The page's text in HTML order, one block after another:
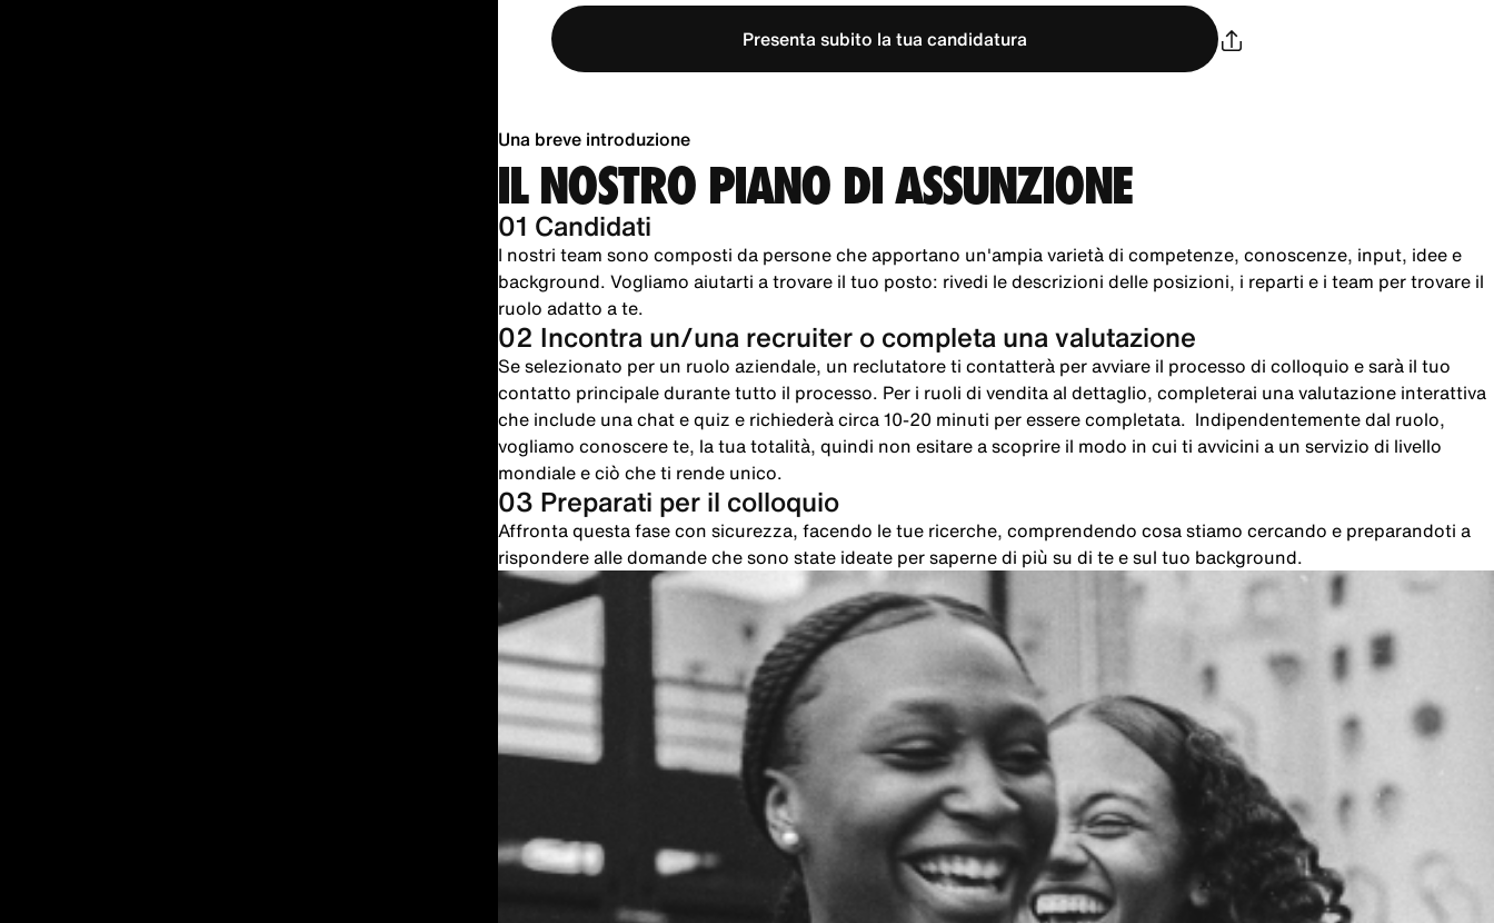
Presenta subito la tua candidatura
Una breve introduzione
IL NOSTRO PIANO DI ASSUNZIONE
01 Candidati
I nostri team sono composti da persone che apportano un'ampia varietà di competenze, conoscenze, input, idee e
background. Vogliamo aiutarti a trovare il tuo posto: rivedi le descrizioni delle posizioni, i reparti e i team per trovare il
ruolo adatto a te.
02 Incontra un/una recruiter o completa una valutazione
Se selezionato per un ruolo aziendale, un reclutatore ti contatterà per avviare il processo di colloquio e sarà il tuo
contatto principale durante tutto il processo. Per i ruoli di vendita al dettaglio, completerai una valutazione interattiva
che include una chat e quiz e richiederà circa 10-20 minuti per essere completata. Indipendentemente dal ruolo,
vogliamo conoscere te, la tua totalità, quindi non esitare a scoprire il modo in cui ti avvicini a un servizio di livello
mondiale e ciò che ti rende unico.
03 Preparati per il colloquio
Affronta questa fase con sicurezza, facendo le tue ricerche, comprendendo cosa stiamo cercando e preparandoti a
rispondere alle domande che sono state ideate per saperne di più su di te e sul tuo background.